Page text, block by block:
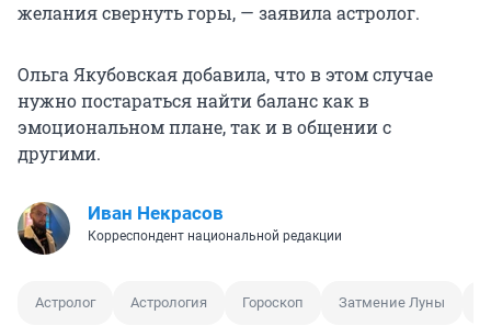
желания свернуть горы, — заявила астролог.
Ольга Якубовская добавила, что в этом случае
нужно постараться найти баланс как в
эмоциональном плане, так и в общении с
другими.
Иван Некрасов
Корреспондент национальной редакции
Астролог Астрология Гороскоп Затмение Луны